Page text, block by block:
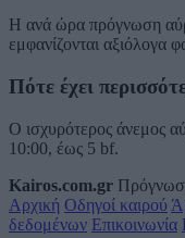
Η ανά ώρα πρόγνωση
εμφανίζονται αξιόλογα
Πότε έχει
Ο ισχυρότερος άνεμος
10:00, έως 5 bf.
Kairos.com.gr
Αρχική Οδηγοί καιρού
δεδομένων Επικοινωνία